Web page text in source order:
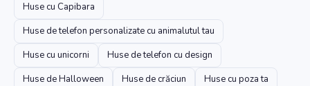
Huse cu Capibara
Huse de telefon personalizate cu animalutul tau
Huse cu unicorni
Huse de telefon cu design
Huse de Halloween
Huse de crăciun Huse cu poza ta